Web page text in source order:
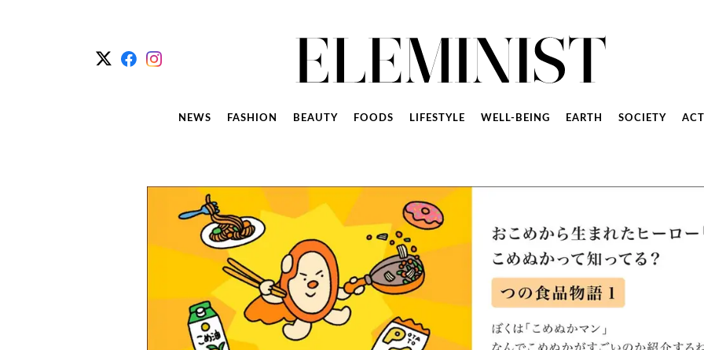
NEWS FASHION BEAUTY FOODS LIFESTYLE WELL-BEING EARTH SOCIETY